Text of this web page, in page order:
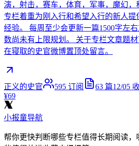
演，射击，赛车，体育，军事，魔幻，
专栏着重为刚入行和希望入行的新人提
经验。 每周至少会更新一篇1500字左
数尚未有上限规划。 关于专栏文章题
在寝取的史官微博置顶处留言。
正义的史官 595 订阅 63 篇12/05
¥69
小报童导航
帮你更快判断哪些专栏值得长期阅读，